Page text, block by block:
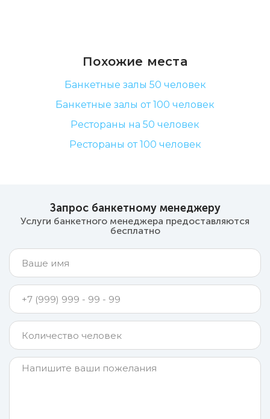
Похожие места
Банкетные залы 50 человек
Банкетные залы от 100 человек
Рестораны на 50 человек
Рестораны от 100 человек
Запрос банкетному менеджеру
Услуги банкетного менеджера предоставляются
бесплатно